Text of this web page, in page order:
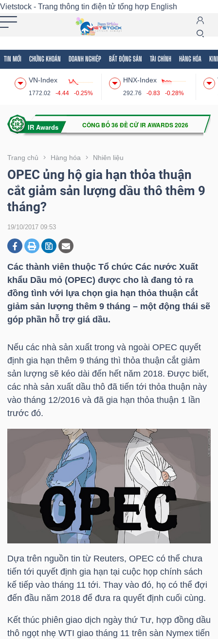
Vietstock - Trang thông tin điện tử tổng hợp English
TIN MỚI CHỨNG KHOÁN DOANH NGHIỆP BẤT ĐỘNG SẢN TÀI CHÍNH HÀNG HÓA
VN-Index
1772.02 -4.44 -0.25%
HNX-Index
292.76 -0.83 -0.28%
Trang chủ Hàng hóa Nhiên liệu
OPEC ủng hộ gia hạn thỏa thuận
cắt giảm sản lượng dầu thô thêm 9
tháng?
19/10/2017 09:53
Các thành viên thuộc Tổ chức Các nước Xuất
khẩu Dầu mỏ (OPEC) được cho là đang tỏ ra
đồng tình với lựa chọn gia hạn thỏa thuận cắt
giảm sản lượng thêm 9 tháng – một động thái sẽ
góp phần hỗ trợ giá dầu.
Nếu các nhà sản xuất trong và ngoài OPEC quyết
định gia hạn thêm 9 tháng thì thỏa thuận cắt giảm
sản lượng sẽ kéo dài đến hết năm 2018. Được biết,
các nhà sản xuất dầu thô đã tiến tới thỏa thuận này
vào tháng 12/2016 và đã gia hạn thỏa thuận 1 lần
trước đó.
Dựa trên nguồn tin từ Reuters, OPEC có thể chưa
tiến tới quyết định gia hạn tại cuộc họp chính sách
kế tiếp vào tháng 11 tới. Thay vào đó, họ có thể đợi
đến đầu năm 2018 để đưa ra quyết định cuối cùng.
Kết thúc phiên giao dịch ngày thứ Tư, hợp đồng dầu
thô ngọt nhẹ WTI giao tháng 11 trên sàn Nymex tiến
Tất cả Tính năng Ngành Mã chứng khoán
Tính
(-)
VIETSTOCK
CHỨNG
KHOÁN
DOANH
NGHIỆP
BẤT
ĐỘNG
TÀI
CHÍNH
THẾ
GIỚI
ĐÔNG
DƯƠNG